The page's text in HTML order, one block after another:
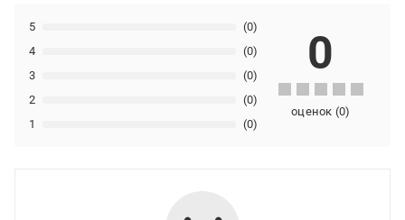
1 (0)
2 (0)
3 (0)
4 (0)
5 (0)
0
оценок (0)